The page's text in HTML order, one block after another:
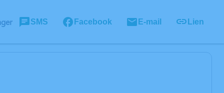
SMS Facebook E-mail Lien